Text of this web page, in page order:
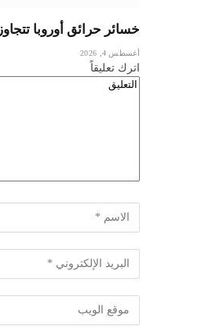
خسائر حرائق أوروبا تتجاوز 3 مليارات يورو.. وتغير المناخ يفاقم الكلفة الاقتصادية
أغسطس 4, 2026
اترك تعليقاً